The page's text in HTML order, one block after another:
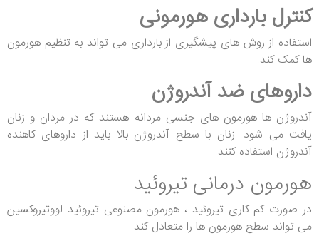
کنترل بارداری هورمونی
استفاده از روش های پیشگیری از بارداری می تواند به تنظیم هورمون
ها کمک کند.
داروهای ضد آندروژن
آندروژن ها هورمون های جنسی مردانه هستند که در مردان و زنان
یافت می شود. زنان با سطح آندروژن بالا باید از داروهای کاهنده
آندروژن استفاده کنند.
هورمون درمانی تیروئید
در صورت کم کاری تیروئید ، هورمون مصنوعی تیروئید لووتیروکسین
می تواند سطح هورمون ها را متعادل کند.